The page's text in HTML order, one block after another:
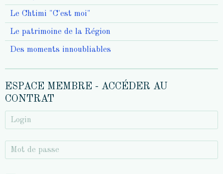
Le Chtimi "C'est moi"
Le patrimoine de la Région
Des moments innoubliables
ESPACE MEMBRE - ACCÉDER AU
CONTRAT